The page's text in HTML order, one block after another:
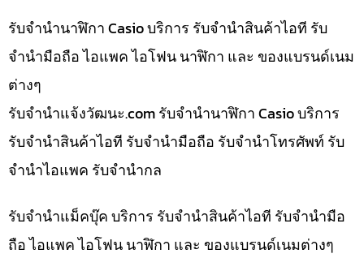
รับจำนำนาฬิกา Casio บริการ รับจำนำสินค้าไอที รับ
จำนำมือถือ ไอแพค ไอโฟน นาฬิกา และ ของแบรนด์เนม
ต่างๆ
รับจํานําแจ้งวัฒนะ.com รับจำนำนาฬิกา Casio บริการ
รับจำนำสินค้าไอที รับจำนำมือถือ รับจำนำโทรศัพท์ รับ
จำนำไอแพค รับจำนำกล
รับจำนำแม็คบุ๊ค บริการ รับจำนำสินค้าไอที รับจำนำมือ
ถือ ไอแพค ไอโฟน นาฬิกา และ ของแบรนด์เนมต่างๆ